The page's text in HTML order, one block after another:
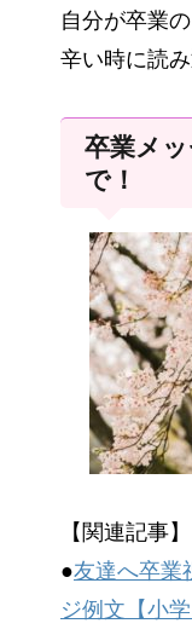
自分が卒業
辛い時に読
卒業メ
で！
【関連記事】
●友達へ卒業
ジ例文【小